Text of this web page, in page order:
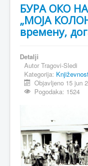
БУРА ОКО
„МОЈА
времену,
Detalji
Autor Tragovi-Sledi
Kategorija:
Objavljeno 15 jun
Pogodaka: 1524